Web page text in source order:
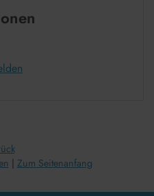
Zum Seitenanfang